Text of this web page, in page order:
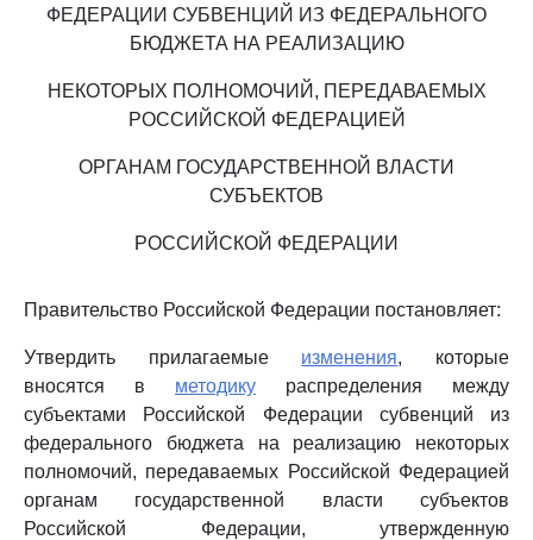
ФЕДЕРАЦИИ СУБВЕНЦИЙ ИЗ ФЕДЕРАЛЬНОГО
БЮДЖЕТА НА РЕАЛИЗАЦИЮ
НЕКОТОРЫХ ПОЛНОМОЧИЙ, ПЕРЕДАВАЕМЫХ
РОССИЙСКОЙ ФЕДЕРАЦИЕЙ
ОРГАНАМ ГОСУДАРСТВЕННОЙ ВЛАСТИ
СУБЪЕКТОВ
РОССИЙСКОЙ ФЕДЕРАЦИИ
Правительство Российской Федерации постановляет:
Утвердить прилагаемые изменения, которые
вносятся в методику распределения между
субъектами Российской Федерации субвенций из
федерального бюджета на реализацию некоторых
полномочий, передаваемых Российской Федерацией
органам государственной власти субъектов
Российской Федерации, утвержденную